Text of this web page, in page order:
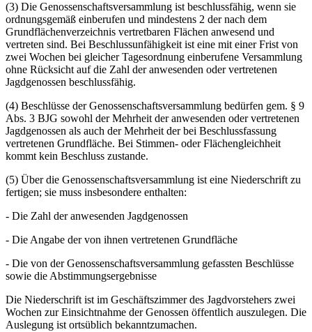
(3) Die Genossenschaftsversammlung ist beschlussfähig, wenn sie
ordnungsgemäß einberufen und mindestens 2 der nach dem
Grundflächenverzeichnis vertretbaren Flächen anwesend und
vertreten sind. Bei Beschlussunfähigkeit ist eine mit einer Frist von
zwei Wochen bei gleicher Tagesordnung einberufene Versammlung
ohne Rücksicht auf die Zahl der anwesenden oder vertretenen
Jagdgenossen beschlussfähig.
(4) Beschlüsse der Genossenschaftsversammlung bedürfen gem. § 9
Abs. 3 BJG sowohl der Mehrheit der anwesenden oder vertretenen
Jagdgenossen als auch der Mehrheit der bei Beschlussfassung
vertretenen Grundfläche. Bei Stimmen- oder Flächengleichheit
kommt kein Beschluss zustande.
(5) Über die Genossenschaftsversammlung ist eine Niederschrift zu
fertigen; sie muss insbesondere enthalten:
- Die Zahl der anwesenden Jagdgenossen
- Die Angabe der von ihnen vertretenen Grundfläche
- Die von der Genossenschaftsversammlung gefassten Beschlüsse
sowie die Abstimmungsergebnisse
Die Niederschrift ist im Geschäftszimmer des Jagdvorstehers zwei
Wochen zur Einsichtnahme der Genossen öffentlich auszulegen. Die
Auslegung ist ortsüblich bekanntzumachen.